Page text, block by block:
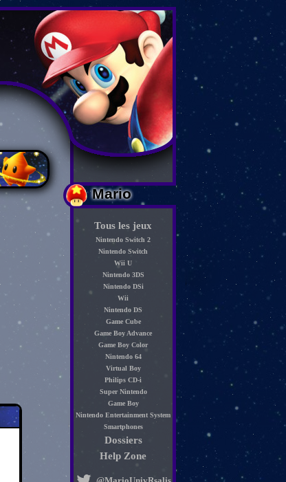
Mario
Tous les jeux
Nintendo Switch 2
Nintendo Switch
Wii U
Nintendo 3DS
Nintendo DSi
Wii
Nintendo DS
Game Cube
Game Boy Advance
Game Boy Color
Nintendo 64
Virtual Boy
Philips CD-i
Super Nintendo
Game Boy
Nintendo Entertainment System
Smartphones
Dossiers
Help Zone